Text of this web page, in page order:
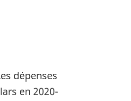
dépenses
en 2020-